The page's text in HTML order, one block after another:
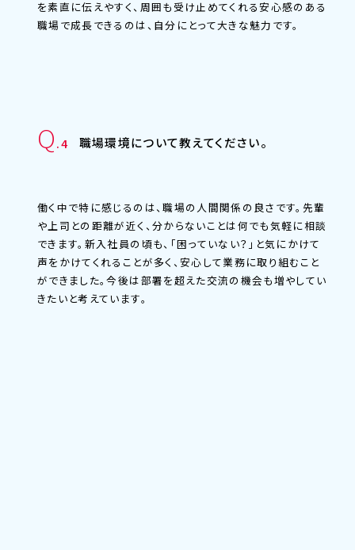
を素直に伝えやすく、周囲も受け止めてくれる安心感のある
職場で成長できるのは、自分にとって大きな魅力です。
Q.4 職場環境について教えてください。
働く中で特に感じるのは、職場の人間関係の良さです。先輩
や上司との距離が近く、分からないことは何でも気軽に相談
できます。新入社員の頃も、「困っていない？」と気にかけて
声をかけてくれることが多く、安心して業務に取り組むこと
ができました。今後は部署を超えた交流の機会も増やしてい
きたいと考えています。